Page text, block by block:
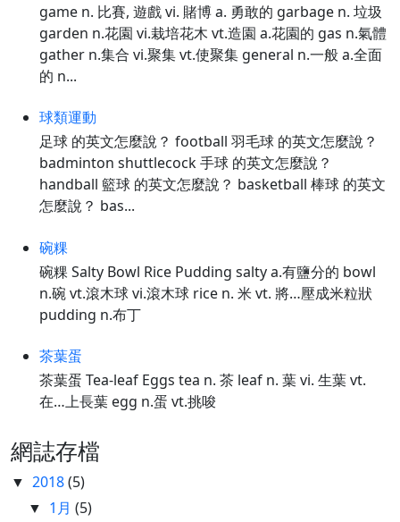
game n. 比賽, 遊戲 vi. 賭博 a. 勇敢的 garbage n. 垃圾
garden n.花園 vi.栽培花木 vt.造園 a.花園的 gas n.氣體
gather n.集合 vi.聚集 vt.使聚集 general n.一般 a.全面
的 n...
球類運動
足球 的英文怎麼說？ football 羽毛球 的英文怎麼說？
badminton shuttlecock 手球 的英文怎麼說？
handball 籃球 的英文怎麼說？ basketball 棒球 的英文
怎麼說？ bas...
碗粿
碗粿 Salty Bowl Rice Pudding salty a.有鹽分的 bowl
n.碗 vt.滾木球 vi.滾木球 rice n. 米 vt. 將…壓成米粒狀
pudding n.布丁
茶葉蛋
茶葉蛋 Tea-leaf Eggs tea n. 茶 leaf n. 葉 vi. 生葉 vt.
在…上長葉 egg n.蛋 vt.挑唆
網誌存檔
▼ 2018(5)
▼ 1月(5)